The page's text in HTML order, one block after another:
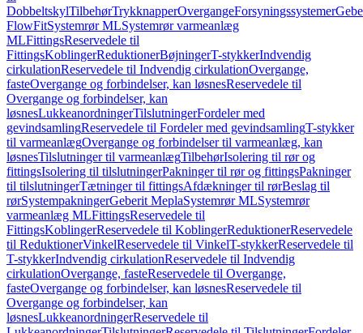
DobbeltskylTilbehørTrykknapperOvergangeForsyningssystemer
FlowFitSystemrør MLSystemrør varmeanlæg
MLFittingsReservedele til
FittingsKoblingerReduktionerBøjningerT-stykkerIndvendig
cirkulationReservedele til Indvendig cirkulationOvergange,
fasteOvergange og forbindelser, kan løsnesReservedele til
Overgange og forbindelser, kan
løsnesLukkeanordningerTilslutningerFordeler med
gevindsamlingReservedele til Fordeler med gevindsamlingT-stykker
til varmeanlægOvergange og forbindelser til varmeanlæg, kan
løsnesTilslutninger til varmeanlægTilbehørIsolering til rør og
fittingsIsolering til tilslutningerPakninger til rør og fittingsPakninger
til tilslutningerTætninger til fittingsAfdækninger til rørBeslag til
rørSystempakningerGeberit MeplaSystemrør MLSystemrør
varmeanlæg MLFittingsReservedele til
FittingsKoblingerReservedele til KoblingerReduktionerReservedele
til ReduktionerVinkelReservedele til VinkelT-stykkerReservedele til
T-stykkerIndvendig cirkulationReservedele til Indvendig
cirkulationOvergange, fasteReservedele til Overgange,
fasteOvergange og forbindelser, kan løsnesReservedele til
Overgange og forbindelser, kan
løsnesLukkeanordningerReservedele til